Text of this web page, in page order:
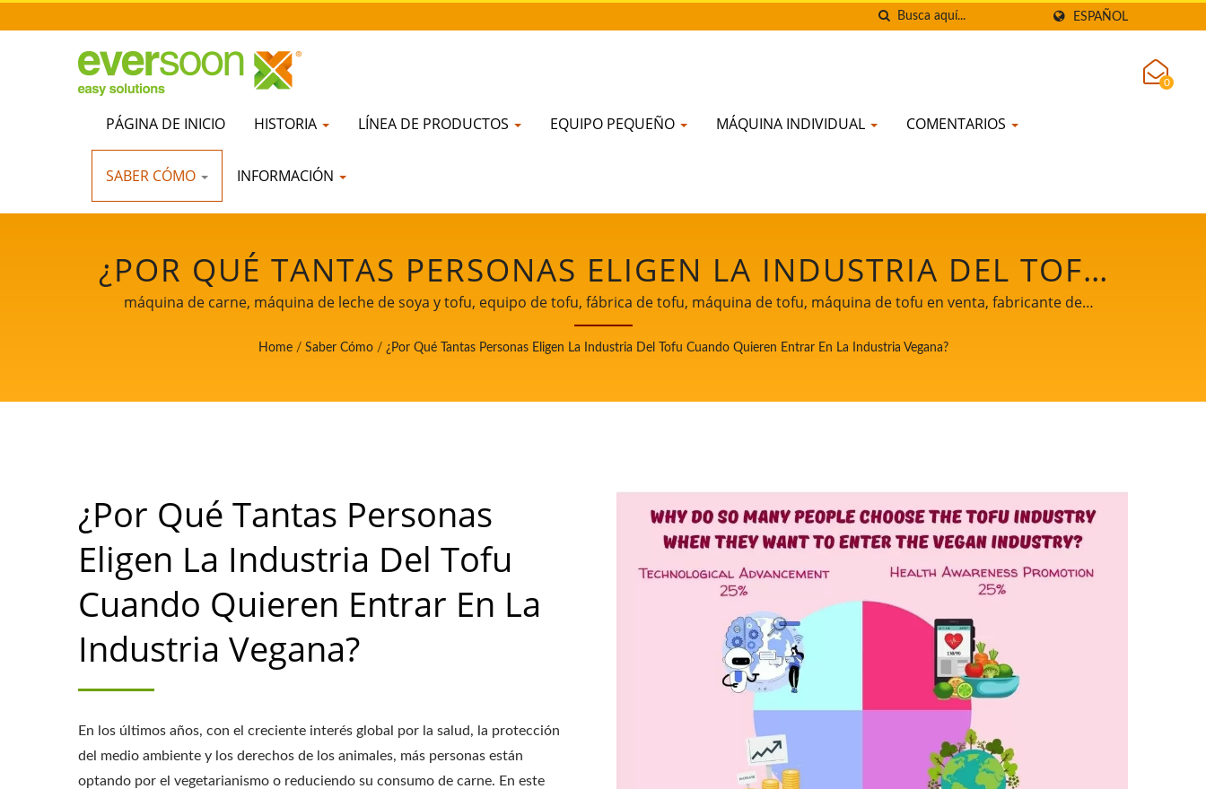
ESPAÑOL
PÁGINA DE INICIO HISTORIA LÍNEA DE PRODUCTOS EQUIPO PEQUEÑO MÁQUINA INDIVIDUAL COMENTARIOS
SABER CÓMO INFORMACIÓN
0
¿POR QUÉ TANTAS PERSONAS ELIGEN LA INDUSTRIA DEL TOFU
CUANDO QUIEREN ENTRAR EN LA INDUSTRIA VEGANA? /
PROVEEDOR PROFESIONAL DE EQUIPOS DE PROCESAMIENTO
DE SOJA DURANTE 32 AÑOS EN TAIWÁN | YUNG SOON LIH
máquina de carne, máquina de leche de soya y tofu, equipo de tofu, fábrica de tofu, máquina de tofu, máquina de tofu en venta, fabricante de
máquinas de tofu, fabricante de máquinas de tofu, precio de la máquina de tofu, maquinaria de tofu, Máquinas y equipos de tofu, fabricante de tofu,
máquina para hacer tofu, producción de tofu, equipos para hacer tofu, máquina para hacer tofu, precio de la máquina para hacer tofu, fabricantes
tofu, fábrica de producción de tofu, línea de producción de tofu, precio de la línea de producción de tofu, fabricante de tofu, máquina de carne
Home / Saber Cómo / ¿Por Qué Tantas Personas Eligen La Industria Del Tofu Cuando Quieren Entrar En La Industria Vegana?
¿Por Qué Tantas Personas
Eligen La Industria Del Tofu
Cuando Quieren Entrar En La
Industria Vegana?
En los últimos años, con el creciente interés global por la salud, la protección
del medio ambiente y los derechos de los animales, más personas están
optando por el vegetarianismo o reduciendo su consumo de carne. En este